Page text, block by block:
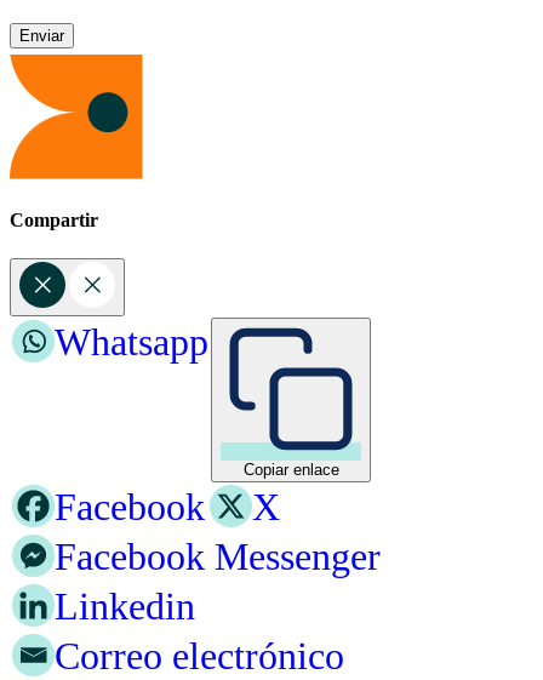
Compartir
Copiar enlace
Whatsapp
Facebook
X
Facebook Messenger
Linkedin
Correo electrónico